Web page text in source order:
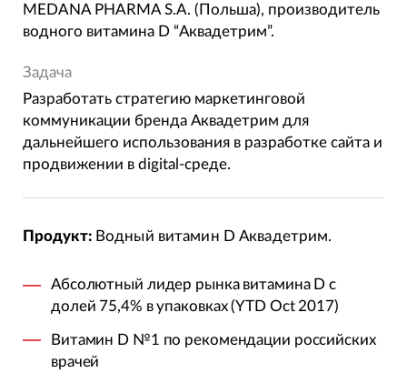
MEDANA PHARMA S.A. (Польша), производитель
водного витамина D “Аквадетрим”.
Задача
Разработать стратегию маркетинговой
коммуникации бренда Аквадетрим для
дальнейшего использования в разработке сайта и
продвижении в digital-среде.
Продукт: Водный витамин D Аквадетрим.
Абсолютный лидер рынка витамина D с
долей 75,4% в упаковках (YTD Oct 2017)
Витамин D №1 по рекомендации российских
врачей